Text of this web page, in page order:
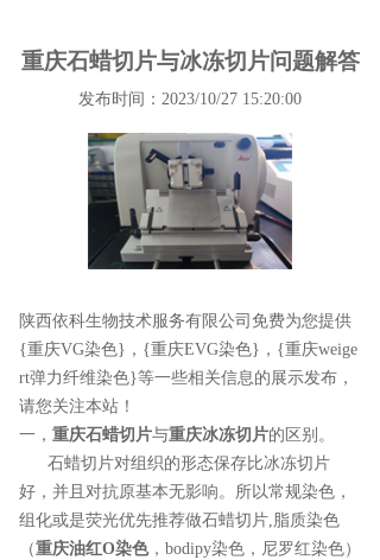
重庆石蜡切片与冰冻切片问题解答
发布时间：2023/10/27 15:20:00
陕西依科生物技术服务有限公司免费为您提供
{重庆VG染色} ，{重庆EVG染色}，{重庆weige
rt弹力纤维染色}等一些相关信息的展示发布，
请您关注本站！
一， 重庆石蜡切片与重庆冰冻切片的区别。
石蜡切片对组织的形态保存比冰冻切片
好，并且对抗原基本无影响。所以常规染色，
组化或是荧光优先推荐做石蜡切片,脂质染色
（重庆油红O染色，bodipy染色，尼罗红染色）